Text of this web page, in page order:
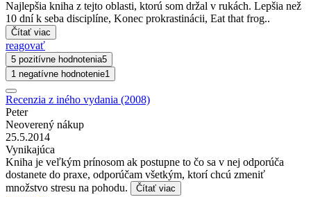
Najlepšia kniha z tejto oblasti, ktorú som držal v rukách. Lepšia než
10 dní k seba disciplíne, Konec prokrastinácii, Eat that frog..
Čítať viac
reagovať
5 pozitívne hodnotenia5
1 negatívne hodnotenie1
Recenzia z iného vydania (2008)
Peter
Neoverený nákup
25.5.2014
Vynikajúca
Kniha je veľkým prínosom ak postupne to čo sa v nej odporúča
dostanete do praxe, odporúčam všetkým, ktorí chcú zmeniť
množstvo stresu na pohodu.
Čítať viac